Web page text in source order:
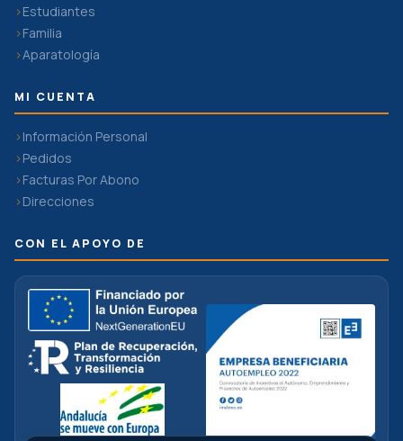
Estudiantes
Familia
Aparatología
MI CUENTA
Información Personal
Pedidos
Facturas Por Abono
Direcciones
CON EL APOYO DE